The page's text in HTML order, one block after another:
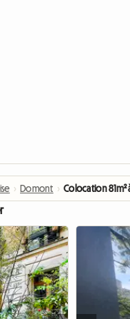
› Domont › Colocation 81m²